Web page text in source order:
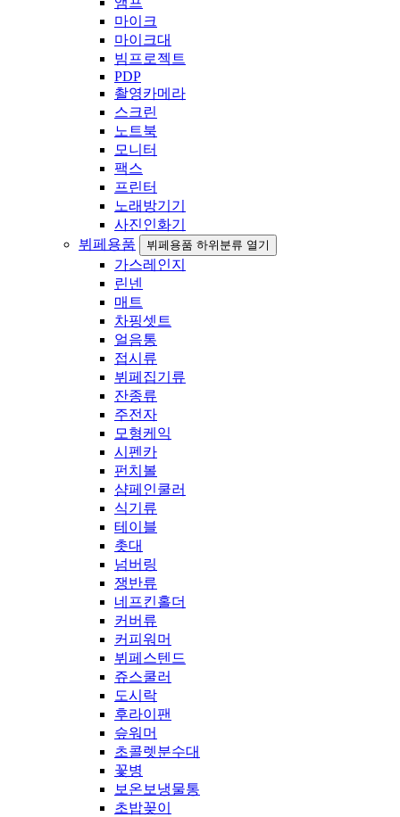
마이크
마이크대
빔프로젝트
PDP
촬영카메라
스크린
노트북
모니터
팩스
프린터
노래방기기
사진인화기
뷔페용품
뷔페용품 하위분류 열기
가스레인지
린넨
매트
차핑셋트
얼음통
접시류
뷔페집기류
잔종류
주전자
모형케익
시펜카
펀치볼
샴페인쿨러
식기류
테이블
촛대
넘버링
쟁반류
네프킨홀더
커버류
커피워머
뷔페스텐드
쥬스쿨러
도시락
후라이팬
슾워머
초콜렛분수대
꽃병
보온보냉물통
초밥꽂이